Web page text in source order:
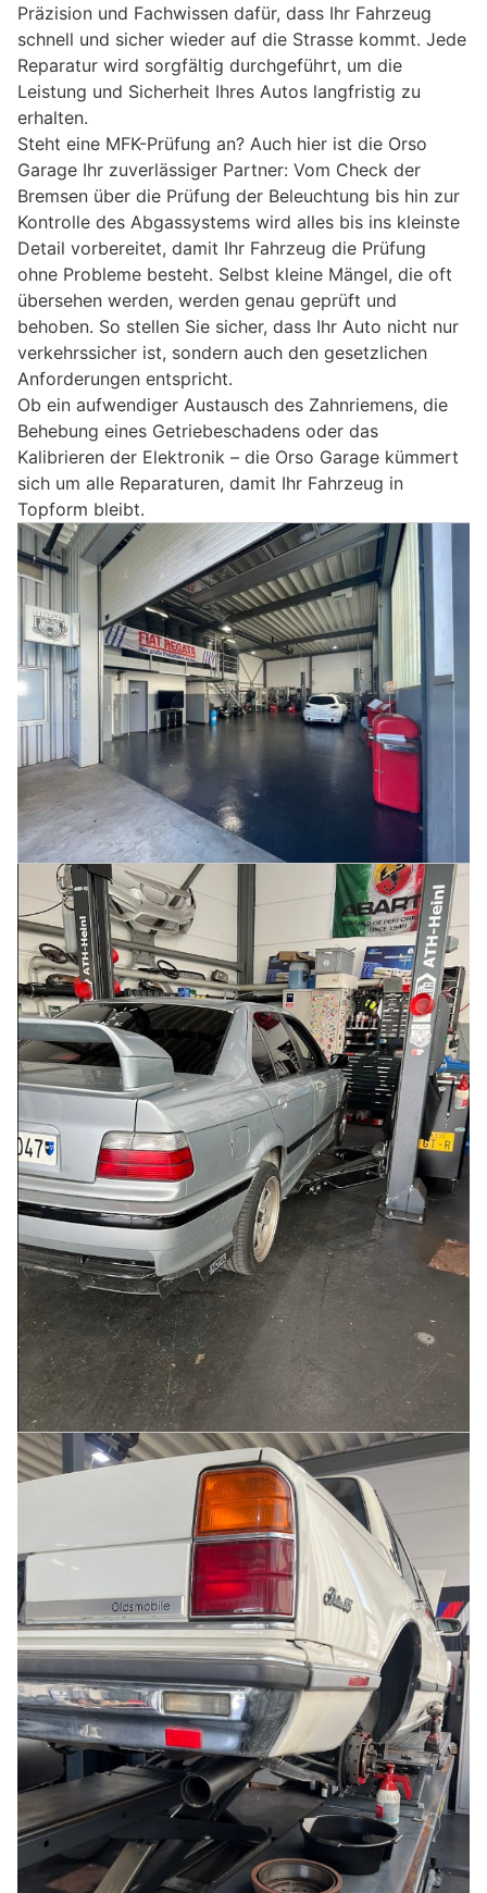
Präzision und Fachwissen dafür, dass Ihr Fahrzeug
schnell und sicher wieder auf die Strasse kommt. Jede
Reparatur wird sorgfältig durchgeführt, um die
Leistung und Sicherheit Ihres Autos langfristig zu
erhalten.
Steht eine MFK-Prüfung an? Auch hier ist die Orso
Garage Ihr zuverlässiger Partner: Vom Check der
Bremsen über die Prüfung der Beleuchtung bis hin zur
Kontrolle des Abgassystems wird alles bis ins kleinste
Detail vorbereitet, damit Ihr Fahrzeug die Prüfung
ohne Probleme besteht. Selbst kleine Mängel, die oft
übersehen werden, werden genau geprüft und
behoben. So stellen Sie sicher, dass Ihr Auto nicht nur
verkehrssicher ist, sondern auch den gesetzlichen
Anforderungen entspricht.
Ob ein aufwendiger Austausch des Zahnriemens, die
Behebung eines Getriebeschadens oder das
Kalibrieren der Elektronik – die Orso Garage kümmert
sich um alle Reparaturen, damit Ihr Fahrzeug in
Topform bleibt.